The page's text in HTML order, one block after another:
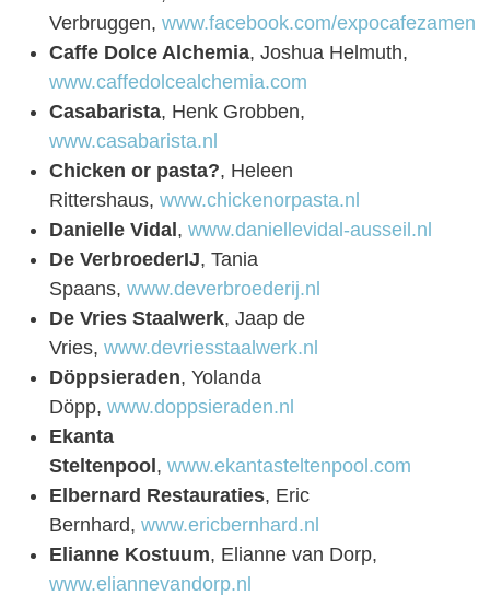
Verbruggen, www.facebook.com/expocafezamen
Caffe Dolce Alchemia, Joshua Helmuth,
www.caffedolcealchemia.com
Casabarista, Henk Grobben,
www.casabarista.nl
Chicken or pasta?, Heleen
Rittershaus, www.chickenorpasta.nl
Danielle Vidal, www.daniellevidal-ausseil.nl
De VerbroederIJ, Tania
Spaans, www.deverbroederij.nl
De Vries Staalwerk, Jaap de
Vries, www.devriesstaalwerk.nl
Döppsieraden, Yolanda
Döpp, www.doppsieraden.nl
Ekanta
Steltenpool, www.ekantasteltenpool.com
Elbernard Restauraties, Eric
Bernhard, www.ericbernhard.nl
Elianne Kostuum, Elianne van Dorp,
www.eliannevandorp.nl